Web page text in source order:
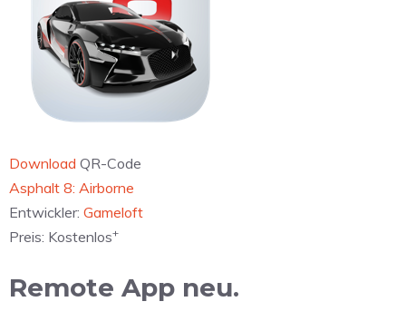
Download QR-Code
‎Asphalt 8: Airborne
Entwickler: Gameloft
Preis: Kostenlos+
Remote App neu.